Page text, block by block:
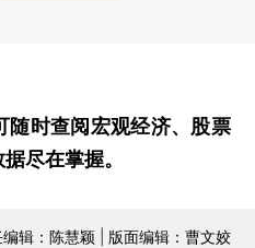
随时查阅宏观经济、股票
尽在掌握。
辑：陈慧颖 | 版面编辑：曹文姣